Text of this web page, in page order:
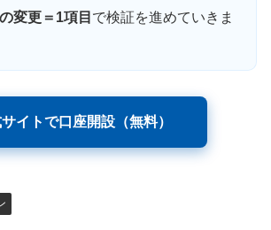
変更＝1項目 で検証を進めていきま
イトで口座開設（無料）